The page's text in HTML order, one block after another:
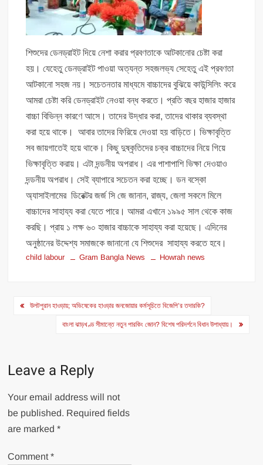
শিশুদের ডেনড্রাইট দিয়ে নেশা করার প্রবণতাকে আটকানোর চেষ্টা করা
হয়। যেহেতু ডেনড্রাইট পাওয়া অত্যন্ত সহজলভ্য সেহেতু এই প্রবণতা
আটকানো সহজ নয়। সচেতনতার মাধ্যমে বাচ্চাদের বুঝিয়ে কাউন্সিলিং করে
আমরা চেষ্টা করি ডেনড্রাইট নেওয়া বন্ধ করতে। প্রতি বছর হাজার হাজার
বাচ্চা বিভিন্ন কারণে আসে। তাদের উদ্ধার করা, তাদের থাকার ব্যবস্থা
করা হয়ে থাকে। আবার তাদের ফিরিয়ে দেওয়া হয় বাড়িতে। ভিক্ষাবৃত্তি
সব জায়গাতেই হয়ে থাকে। কিছু দুষ্কৃতিদের চক্র বাচ্চাদের নিয়ে গিয়ে
ভিক্ষাবৃত্তি করায়। এটা দন্ডনীয় অপরাধ। এর পাশাপাশি ভিক্ষা দেওয়াও
দন্ডনীয় অপরাধ। সেই ব্যাপারে সচেতন করা হচ্ছে। ডন বস্কো
অ্যাসাইলামের ডিরেক্টর জর্জ সি জে জানান, রাজ্য, জেলা সকলে মিলে
বাচ্চাদের সাহায্য করা যেতে পারে। আমরা এখানে ১৯৯৫ সাল থেকে কাজ
করছি। প্রায় ১ লক্ষ ৬০ হাজার বাচ্চাকে সাহায্য করা হয়েছে। এদিনের
অনুষ্ঠানের উদ্দেশ্য সমাজকে জানানো যে শিশুদের সাহায্য করতে হবে।
child labour Gram Bangla News Howrah news
Post
navigation
উলটপুরান হাওড়ায়; অভিষেকের হাওড়ার জনজোয়ার কর্মসূচিতে বিজেপি’র তদারকি?
বাংলা ঝাড়খণ্ড সীমান্তে নতুন পারকিং জোন? বিশেষ পরিদর্শনে বিধান উপাধ্যায়।
Leave a Reply
Your email address will not
be published. Required fields
are marked*
Comment*